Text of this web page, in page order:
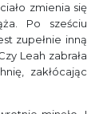
zmienia się
Po sześciu
zupełnie inną
Leah zabrała
zakłócając